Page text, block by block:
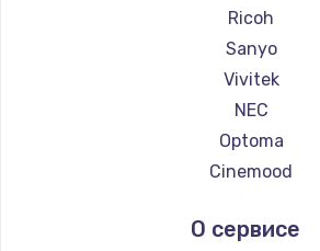
Ricoh
Sanyo
Vivitek
NEC
Optoma
Cinemood
Barco
О сервисе